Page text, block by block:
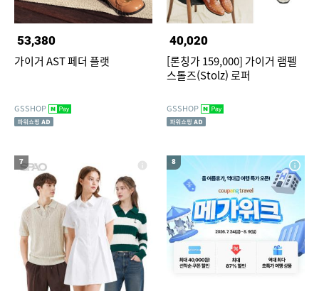
53,380
가이거 AST 페더 플랫
GSSHOP
40,020
[론칭가 159,000] 가이거 램펠
스톨즈(Stolz) 로퍼
GSSHOP
7 8